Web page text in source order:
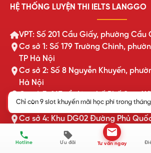
Hotline Ưu đãi Tư vấn ngay
Chỉ còn 9 slot khuyến mãi học phí trong
HỆ THỐNG LUYỆN THI IELTS LANGGO
VPT: Số 201 Cầu Giấy, phường Cầu
Cơ sở 1: Số 179 Trường Chinh,
TP Hà Nội
Cơ sở 2: Số 8 Nguyễn Khuyến,
Hà Nội
Cơ sở 3: 167 tổ dân phố Phố Săn,
Hà Nội
Cơ sở 4: Khu DG02 Đường Phủ
TP Hà Nội
Cơ sở 5: Tòa Châu Coffee, xã Tiên